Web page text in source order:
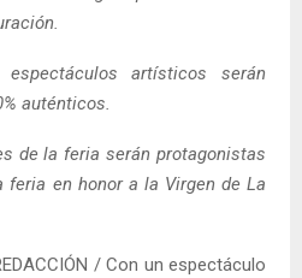
artísticos serán
auténticos.
de la feria serán protagonistas
en honor a la Virgen de La
/ Con un espectáculo